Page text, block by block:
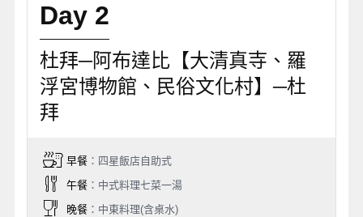
Day 2
杜拜─阿布達比【大清真寺、羅
浮宮博物館、民俗文化村】─杜
拜
早餐：四星飯店自助式
午餐：中式料理七菜一湯
晚餐：中東料理(含桌水)